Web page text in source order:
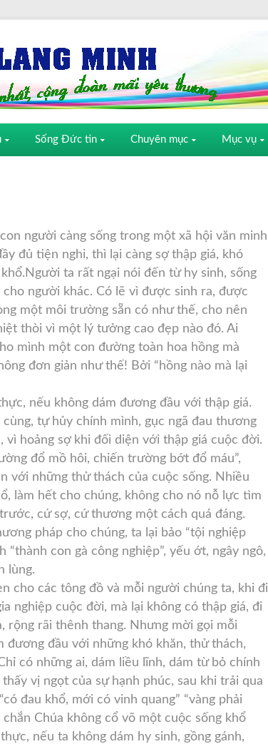
Sống Đức tin Chuyên mục Mục vụ
người càng sống trong một xã hội văn minh
đủ tiện nghi, thì lại càng sợ thập giá, khó
khổ.Người ta rất ngại nói đến từ hy sinh, sống
cho người khác. Có lẽ vì được sinh ra, được
một môi trường sẵn có như thế, cho nên
thòi vì một lý tưởng cao đẹp nào đó. Ai
mình một con đường toàn hoa hồng mà
đơn giản như thế! Bởi “hồng nào mà lại
nếu không dám đương đầu với thập giá.
tự hủy chính mình, gục ngã đau thương
hoảng sợ khi đối diện với thập giá cuộc đời.
đổ mồ hôi, chiến trường bớt đổ máu”,
với những thử thách của cuộc sống. Nhiều
làm hết cho chúng, không cho nó nỗ lực tìm
cứ sợ, cứ thương một cách quá đáng.
pháp cho chúng, ta lại bảo “tội nghiệp
“thành con gà công nghiệp”, yếu ớt, ngây ngô,
lùng.
cho các tông đồ và mỗi người chúng ta, khi đi
nghiệp cuộc đời, mà lại không có thập giá, đi
rộng rãi thênh thang. Nhưng mời gọi mỗi
đương đầu với những khó khăn, thử thách,
có những ai, dám liều lĩnh, dám từ bỏ chính
vị ngọt của sự hạnh phúc, sau khi trải qua
đau khổ, mới có vinh quang” “vàng phải
Chúa không cổ võ một cuộc sống khổ
nếu ta không dám hy sinh, gồng gánh,